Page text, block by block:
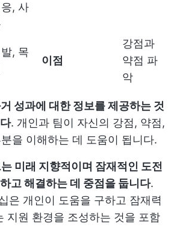
, 사
, 목
이점
강점과
약점 파
악
성과에 대한 정보를 제공하는 것
. 개인과 팀이 자신의 강점, 약점,
을 이해하는 데 도움이 됩니다.
미래 지향적이며 잠재적인 도전
고 해결하는 데 중점을 둡니다.
은 개인이 도움을 구하고 잠재력
지원 환경을 조성하는 것을 포함